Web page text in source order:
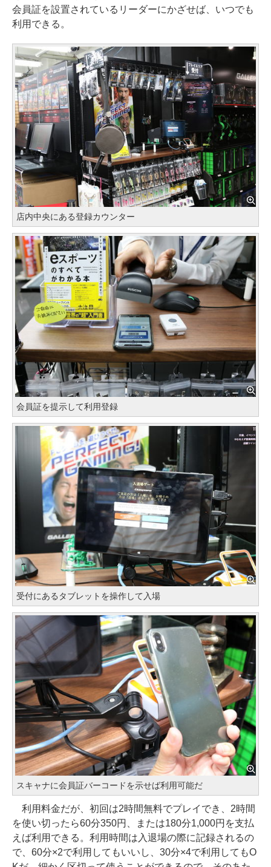
会員証を設置されているリーダーにかざせば、いつでも
利用できる。
店内中央にある登録カウンター
会員証を提示して利用登録
受付にあるタブレットを操作して入場
スキャナに会員証バーコードを示せば利用可能だ
利用料金だが、初回は2時間無料でプレイでき、2時間
を使い切ったら60分350円、または180分1,000円を支払
えば利用できる。利用時間は入退場の際に記録されるの
で、60分×2で利用してもいいし、30分×4で利用してもO